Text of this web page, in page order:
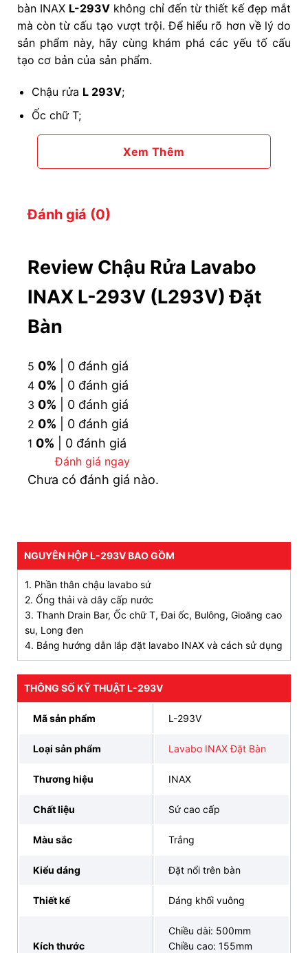
bàn INAX L-293Vkhông chỉ đến từ thiết kế đẹp mắt
mà còn từ cấu tạo vượt trội. Để hiểu rõ hơn về lý do
sản phẩm này, hãy cùng khám phá các yếu tố cấu
tạo cơ bản của sản phẩm.
Chậu rửa L 293V;
Ốc chữ T;
Bộ phụ kiện đi kèm;
Ống thải và dây cấp nước.
Chậu rửa mặt INAX
điểm vượt trội. Cùng điểm qua một số ưu điểm nổi
bật của sản phẩm:
Chất liệu sứ cao cấp cùng công nghệ tráng men
Aqua Ceramic giúp bề mặt trắng sáng vượt trội.
dàng vệ sinh hàng ngày mà không cần phải sử
dụng các chất tẩy rửa hóa học.
Thiết kế lòng chậu sâu giúp sử dụng thuận tiện
và thoải mái, hạn chế bắn nước ra ngoài.
Có thể kết hợp với đa dạng vòi lavabo INAX, tạo
sự đồng bộ và phong cách cho không gian
phòng tắm.
TRỢ THANH TOÁN
TRẢ GÓP 0% LÃI SUẤT, GIAO HÀNG SIÊU TỐC
ĐẶT HÀNG NGAY
3. Bản vẽ lắp đặt lavabo INAX L-293V
Bản vẽ chậu rửa lavabo INAX L-293V
(Nguồn: INAX Bán Lẻ Tại Kho)
4. INAX Bán Lẻ Tại Kho chuyên cung cấp chậu
rửa L-293V chất lượng, uy tín
Xem Thêm
Đánh giá (0)
Review Chậu Rửa Lavabo
INAX L-293V (L293V) Đặt
Bàn
5 0% | 0 đánh giá
4 0% | 0 đánh giá
3 0% | 0 đánh giá
2 0% | 0 đánh giá
1 0% | 0 đánh giá
Đánh giá ngay
Chưa có đánh giá nào.
NGUYÊN HỘP L-293V BAO GỒM
1. Phần thân chậu lavabo sứ
2. Ống thải và dây cấp nước
3. Thanh Drain Bar, Ốc chữ T, Đai ốc, Bulông, Gioăng cao
su, Long đen
4. Bảng hướng dẫn lắp đặt lavabo INAX và cách sử dụng
THÔNG SỐ KỸ THUẬT L-293V
Mã sản phẩm L-293V
Loại sản phẩm Lavabo INAX Đặt Bàn
Thương hiệu INAX
Chất liệu Sứ cao cấp
Màu sắc Trắng
Kiểu dáng Đặt nổi trên bàn
Thiết kế Dáng khối vuông
Kích thước
Chiều dài: 500mm
Chiều cao: 155mm